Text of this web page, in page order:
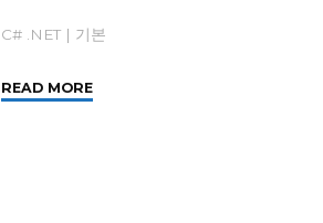
C# .NET | 기본
READ MORE"